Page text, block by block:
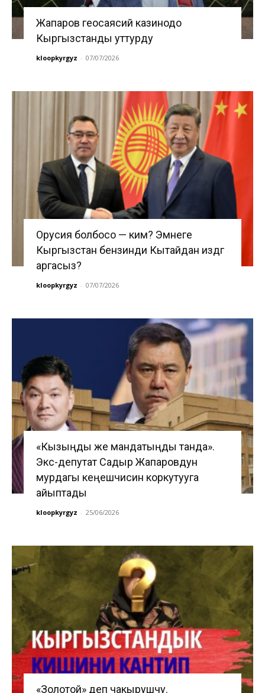
Жапаров геосаясий казинодо
Кыргызстанды уттурду
kloopkyrgyz - 07/07/2026
Орусия болбосо — ким? Эмнеге
Кыргызстан бензинди Кытайдан издөөгө
аргасыз?
kloopkyrgyz - 07/07/2026
«Кызыңды же мандатыңды танда».
Экс-депутат Садыр Жапаровдун
мурдагы кеңешчисин коркутууга
айыптады
kloopkyrgyz - 25/06/2026
«Золотой» деп чакырушчу.